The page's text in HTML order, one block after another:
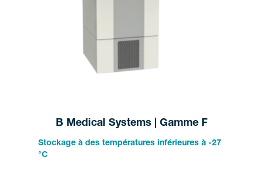
B Medical Systems | Gamme F
Stockage à des températures inférieures à -27
°C